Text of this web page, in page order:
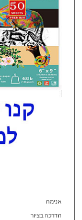
אנימה
הדרכה בציור